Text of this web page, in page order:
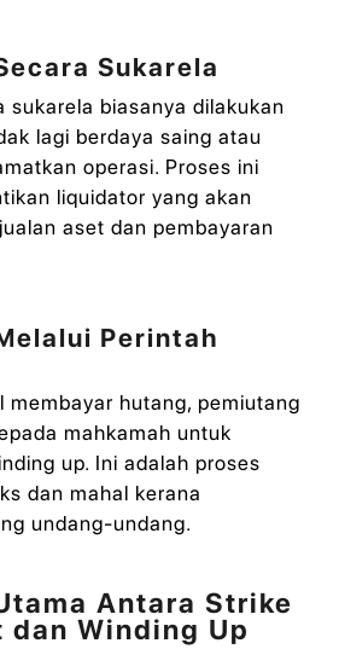
Sukarela
sukarela biasanya dilakukan
lagi berdaya saing atau
operasi. Proses ini
liquidator yang akan
aset dan pembayaran
Perintah
membayar hutang, pemiutang
mahkamah untuk
up. Ini adalah proses
dan mahal kerana
undang-undang.
Antara Strike
Winding Up